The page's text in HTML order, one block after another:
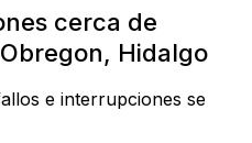
cerca de
Hidalgo
e interrupciones se